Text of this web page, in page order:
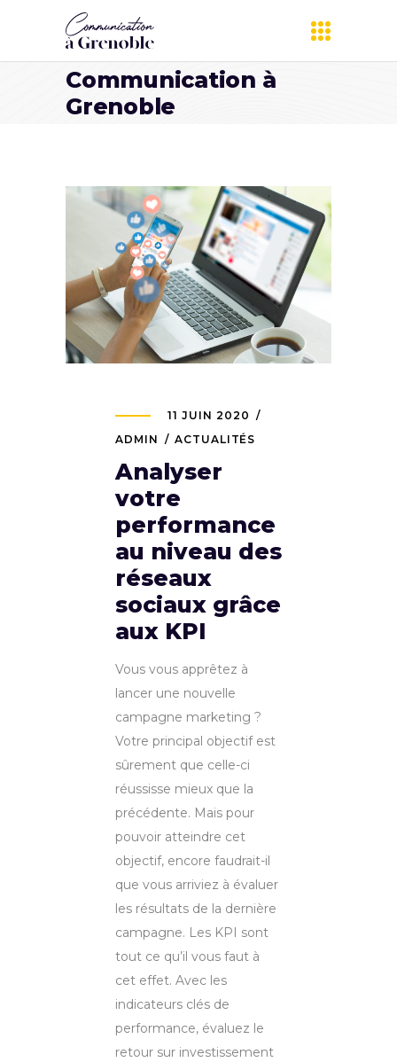
Communication à
Grenoble
11 JUIN 2020
ADMIN
ACTUALITÉS
Analyser
votre
performance
au niveau des
réseaux
sociaux grâce
aux KPI
Vous vous apprêtez à
lancer une nouvelle
campagne marketing ?
Votre principal objectif est
sûrement que celle-ci
réussisse mieux que la
précédente. Mais pour
pouvoir atteindre cet
objectif, encore faudrait-il
que vous arriviez à évaluer
les résultats de la dernière
campagne. Les KPI sont
tout ce qu’il vous faut à
cet effet. Avec les
indicateurs clés de
performance, évaluez le
retour sur investissement